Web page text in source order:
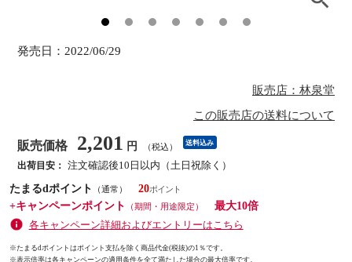
発売日： 2022/06/29
販売店：林泉堂
この販売店の送料について
販売価格 2,201 円 （税込） 送料込み
出荷目安： 注文確認後10日以内（土日祝除く）
たまるdポイント
（通常）
20
+キャンペーンポイント
（期間・用途限定）
最大10倍
各キャンペーン詳細およびエントリーはこちら
※たまるdポイントはポイント支払を除く商品代金(税抜)の1％です。
※表示倍率は各キャンペーンの適用条件を全て満たした場合の最大倍率です。